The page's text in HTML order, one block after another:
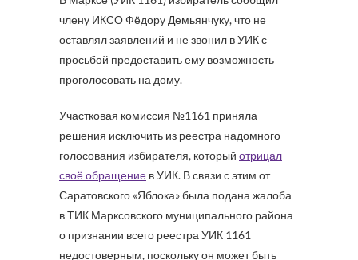
члену ИКСО Фёдору Демьянчуку, что не
оставлял заявлений и не звонил в УИК с
просьбой предоставить ему возможность
проголосовать на дому.
Участковая комиссия №1161 приняла
решения исключить из реестра надомного
голосования избирателя, который отрицал
своё обращение в УИК. В связи с этим от
Саратовского «Яблока» была подана жалоба
в ТИК Марксовского муниципального района
о признании всего реестра УИК 1161
недостоверным, поскольку он может быть